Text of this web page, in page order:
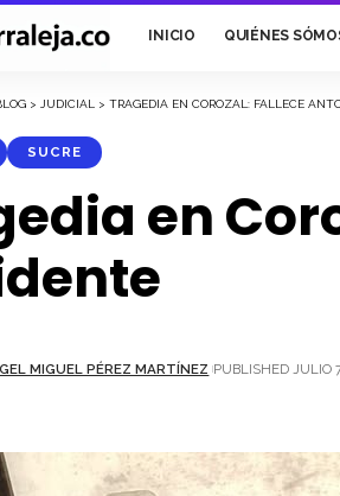
INICIO QUIÉNES
> JUDICIAL > TRAGEDIA EN COROZAL: FALLECE
SUCRE
en
MIGUEL PÉREZ MARTÍNEZ PUBLISHED JULIO